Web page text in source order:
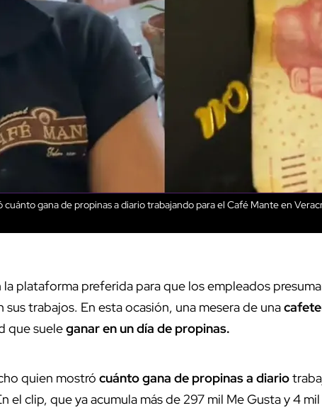
cuánto gana de propinas a diario trabajando para el Café Mante en
plataforma preferida para que los empleados
sus trabajos. En esta ocasión, una mesera de una
que sueleganar en un día de propinas.
quien mostró cuánto gana de propinas a diario
el clip, que ya acumula más de 297 mil Me Gusta y 4